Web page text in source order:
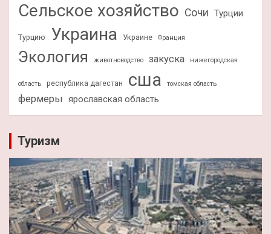
Сельское хозяйство Сочи Турции
Турцию Украина Украине Франция
Экология животноводство закуска нижегородская
область республика дагестан сша томская область
фермеры ярославская область
Туризм